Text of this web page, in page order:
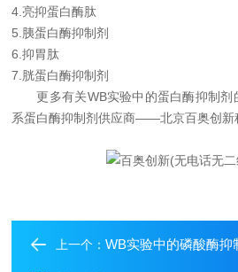
4.亮抑蛋白酶肽
5. 胰蛋白酶抑制剂
6.抑胃肽
7. 胱蛋白酶抑制剂
更多有关WB实验中 的蛋白酶抑制剂
系蛋白酶抑制剂供应商——北京百奥创新
上一个：WB实验中的磷酸酶抑